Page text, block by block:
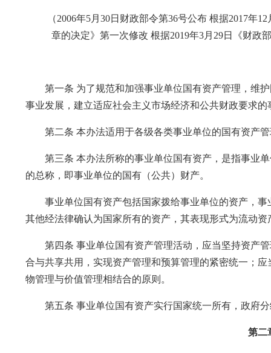
（2006年5月30日财政部令第36号公布 根据2017年12
章的决定》第一次修改 根据2019年3月29日《财政
第一条 为了规范和加强事业单位国有资产管理，维护
事业发展，建立适应社会主义市场经济和公共财政要求
第二条 本办法适用于各级各类事业单位的国有资产管
第三条 本办法所称的事业单位国有资产，是指事业单
的总称，即事业单位的国有（公共）财产。
事业单位国有资产包括国家拨给事业单位的资产，事
其他经法律确认为国家所有的资产，其表现形式为流动
第四条 事业单位国有资产管理活动，应当坚持资产管
合与共享共用，实现资产管理和预算管理的紧密统一；
物管理与价值管理相结合的原则。
第五条 事业单位国有资产实行国家统一所有，政府分
第二